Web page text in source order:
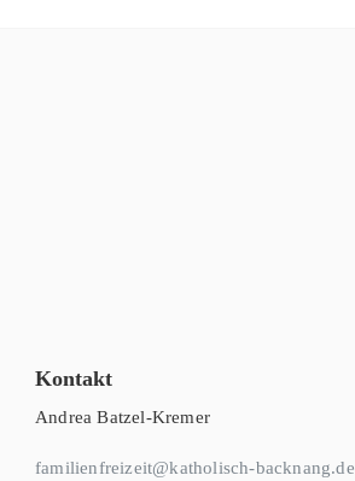
Kontakt
Andrea Batzel-Kremer
familienfreizeit@katholisch-backnang.de